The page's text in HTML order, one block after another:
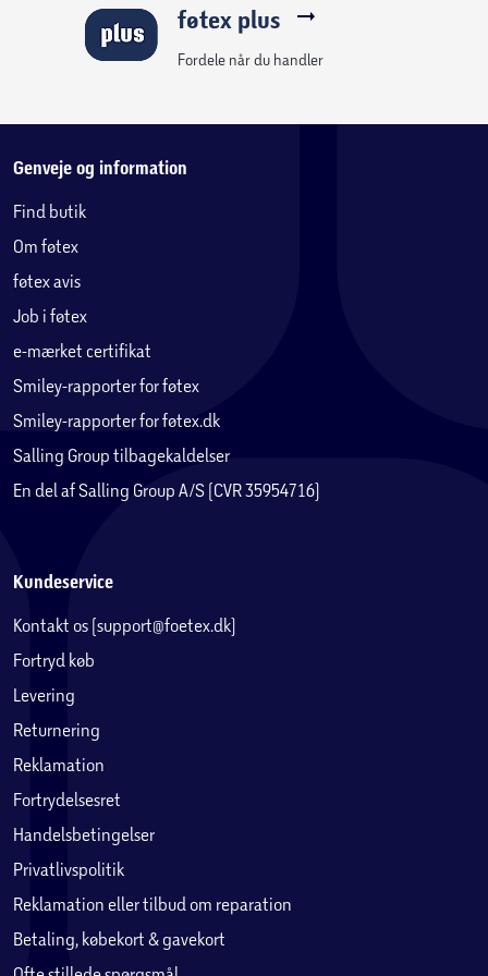
føtex plus
Fordele når du handler
Genveje og information
Find butik
Om føtex
føtex avis
Job i føtex
e-mærket certifikat
Smiley-rapporter for føtex
Smiley-rapporter for føtex.dk
Salling Group tilbagekaldelser
En del af Salling Group A/S (CVR 35954716)
Kundeservice
Kontakt os (support@foetex.dk)
Fortryd køb
Levering
Returnering
Reklamation
Fortrydelsesret
Handelsbetingelser
Privatlivspolitik
Reklamation eller tilbud om reparation
Betaling, købekort & gavekort